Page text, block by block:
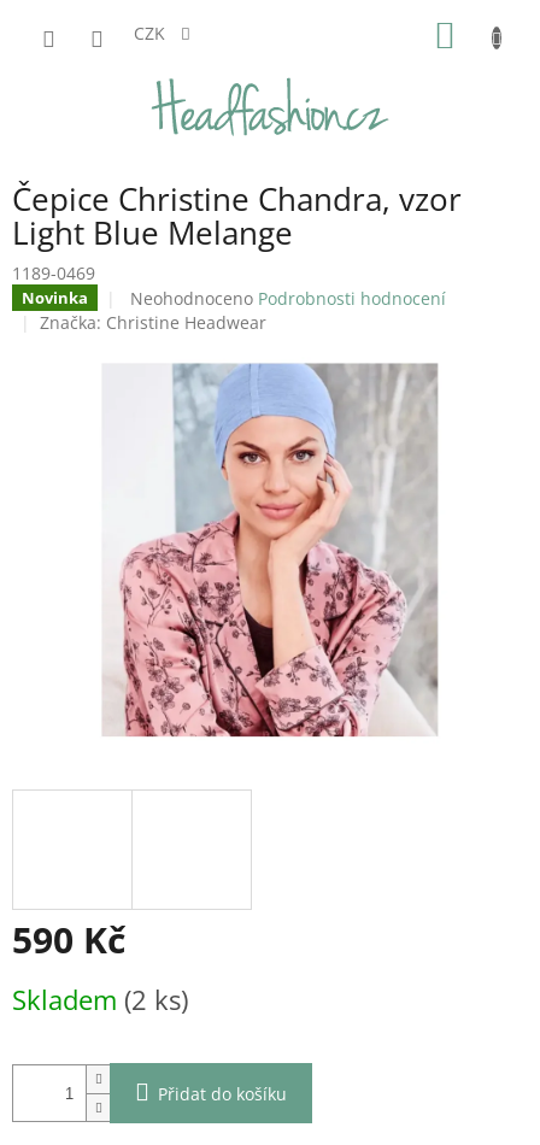
CZK
Čepice Christine Chandra, vzor
Light Blue Melange
1189-0469
Novinka
Průměrné
hodnocení
Neohodnoceno Podrobnosti hodnocení
Značka: Christine Headwear
590 Kč
cena:
Skladem (2 ks)
Přidat do košíku